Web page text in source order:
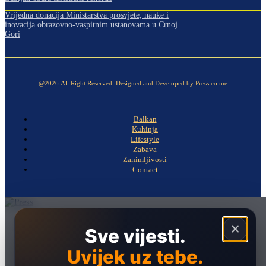
Vrijedna donacija Ministarstva prosvjete, nauke i
inovacija obrazovno-vaspitnim ustanovama u Crnoj
Gori
@2026.All Right Reserved. Designed and Developed by Press.co.me
Balkan
Kuhinja
Lifestyle
Zabava
Zanimljivosti
Contact
×
Sve vijesti.
Uvijek uz tebe.